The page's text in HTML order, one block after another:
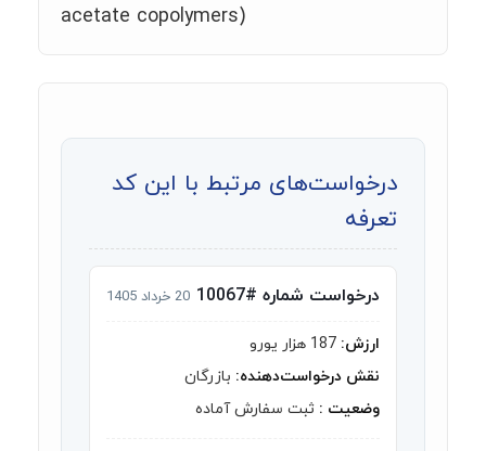
acetate copolymers)
درخواست‌های مرتبط با این کد
تعرفه
درخواست شماره #10067 20 خرداد 1405
ارزش:
نقش درخواست‌دهنده: بازرگان
وضعیت : ثبت سفارش آماده